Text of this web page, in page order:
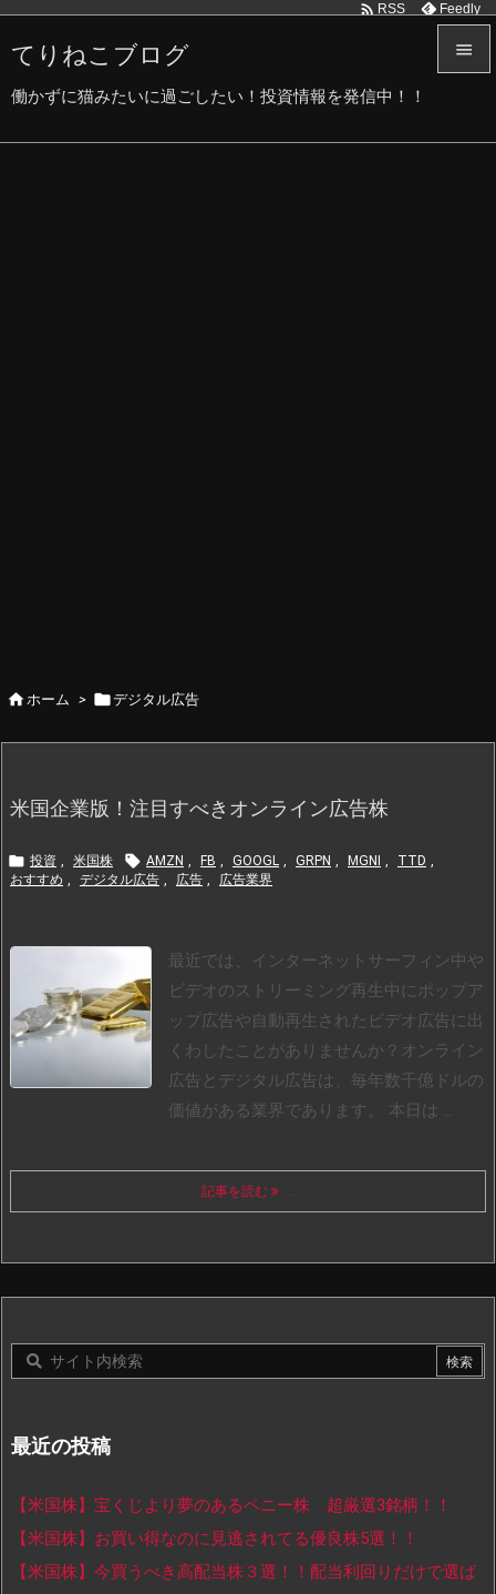
てりねこブログ
働かずに猫みたいに過ごしたい！投資情報を発信中！！

 RSS Feedly
ホーム > デジタル広告
米国企業版！注目すべきオンライン広告株
 投資 , 米国株  AMZN , FB , GOOGL , GRPN , MGNI , TTD ,
おすすめ , デジタル広告 , 広告 , 広告業界
最近では、インターネットサーフィン中や
ビデオのストリーミング再生中にポップア
ップ広告や自動再生されたビデオ広告に出
くわしたことがありませんか？オンライン
広告とデジタル広告は、毎年数千億ドルの
価値がある業界であります。 本日は ...
記事を読む ...
最近の投稿
【米国株】宝くじより夢のあるペニー株 超厳選3銘柄！！
【米国株】お買い得なのに見逃されてる優良株5選！！
【米国株】今買うべき高配当株３選！！配当利回りだけで選ば